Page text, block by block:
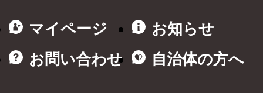
マイページ
お知らせ
お問い合わせ
自治体の方へ